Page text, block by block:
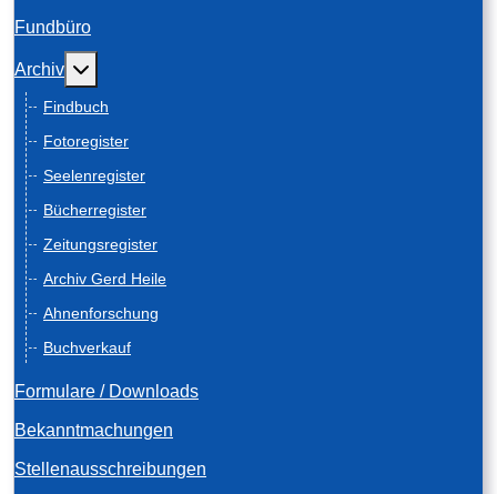
Fundbüro
Archiv Weitere Informationen: Archiv
Findbuch
Fotoregister
Seelenregister
Bücherregister
Zeitungsregister
Archiv Gerd Heile
Ahnenforschung
Buchverkauf
Formulare / Downloads
Bekanntmachungen
Stellenausschreibungen